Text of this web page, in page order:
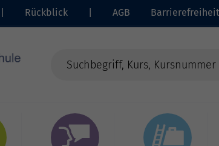
Rückblick AGB